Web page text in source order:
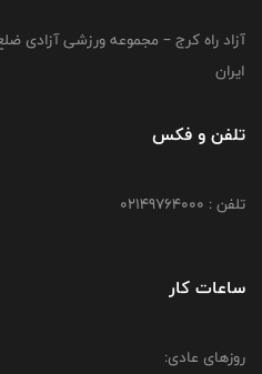
آزاد راه کرج – مجموعه ورزشی آزادی
ایران
تلفن و فکس
تلفن : 02149764000
ساعات کار
روزهای عادی: